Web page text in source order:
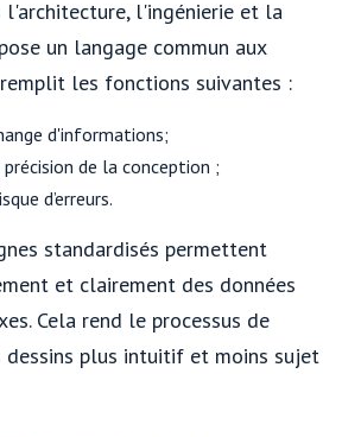
l'architecture, l'ingénierie et la
un langage commun aux
les fonctions suivantes :
d'informations;
de la conception ;
d’erreurs.
standardisés permettent
et clairement des données
Cela rend le processus de
dessins plus intuitif et moins sujet